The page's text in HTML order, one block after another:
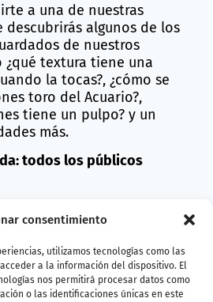
consentimiento
utilizamos tecnologías como las
a la información del dispositivo. El
nos permitirá procesar datos como
o las identificaciones únicas en este
a una de nuestras
descubrirás algunos de los
de nuestros
textura tiene una
la tocas?, ¿cómo se
toro del Acuario?,
tiene un pulpo? y un
más.
todos los públicos
de marzo
a la entrada del
Anual B!